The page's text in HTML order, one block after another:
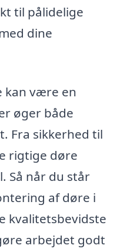
til pålidelige
dine
kan være en
øger både
Fra sikkerhed til
rigtige døre
Så når du står
af døre i
kvalitetsbevidste
arbejdet godt